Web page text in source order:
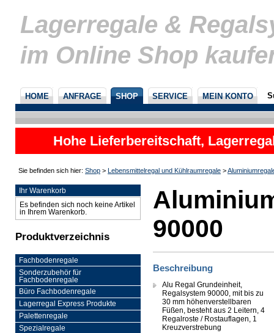
Lagerregale &
im Online Shop
HOME ANFRAGE SHOP SERVICE MEIN KONTO
Hohe Lieferbereitschaft,
nicht
Sie befinden sich hier: Shop > Lebensmittelregal und Kühlraumregale >
Ihr Warenkorb
Es befinden sich noch keine Artikel
in Ihrem Warenkorb.
Produktverzeichnis
Fachbodenregale
Sonderzubehör für
Fachbodenregale
Büro Fachbodenregale
Lagerregal Express Produkte
Palettenregale
Spezialregale
90000
Beschreibung
Alu Regal Grundeinheit,
Regalsystem 90000, mit bis zu
30 mm höhenverstellbaren
Füßen, besteht aus 2 Leitern, 4
Regalroste / Rostauflagen, 1
Kreuzverstrebung